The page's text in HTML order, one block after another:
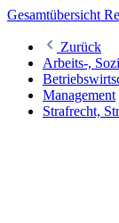
Gesamtübersicht
Zurück
Arbeits-,
Management
Strafrecht,